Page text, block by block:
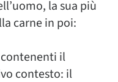
la sua più
carne in poi:
il
contesto: il